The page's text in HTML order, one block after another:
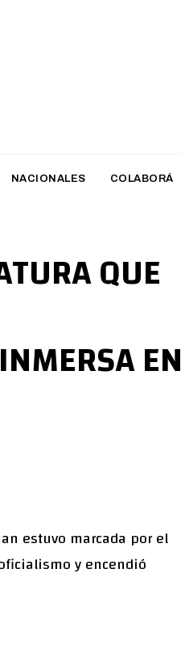
NACIONALES COLABORÁ
QUE
EN
estuvo marcada por el
y encendió